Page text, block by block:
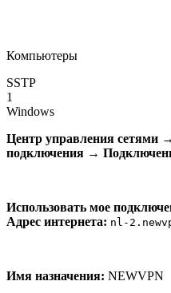
Компьютеры
SSTP
1
Windows
Центр управления сетями →
подключения →
Использовать мое
Адрес интернета: nl-
Имя назначения: NEWVPN